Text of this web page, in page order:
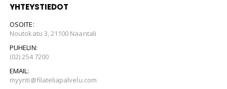
YHTEYSTIEDOT
OSOITE:
Noutokatu 3, 21100 Naantali
PUHELIN:
(02) 254 7200
EMAIL:
myynti@filateliapalvelu.com